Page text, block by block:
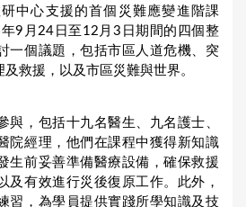
中心支援的首個災難應變進階課
9月24日至12月3日期間的四個整
一個議題，包括市區人道危機、突
救援，以及市區災難與世界。
與，包括十九名醫生、九名護士、
院經理，他們在課程中獲得新知識
生前妥善準備醫療設備，確保救援
及有效進行災後復原工作。此外，
習，為學員提供實踐所學知識及技